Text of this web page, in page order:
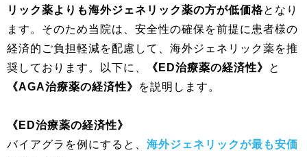
リック薬よりも海外ジェネリック薬の方が低価格となり
ます。そのため当院は、安全性の確保を前提に患者様の
経済的ご負担軽減を配慮して、海外ジェネリック薬を推
奨しております。以下に、
《ED治療薬の経済性》
と
《AGA治療薬の経済性》
を説明します。
《ED治療薬の経済性》
バイアグラを例にすると、 海外ジェネリックが最も安価